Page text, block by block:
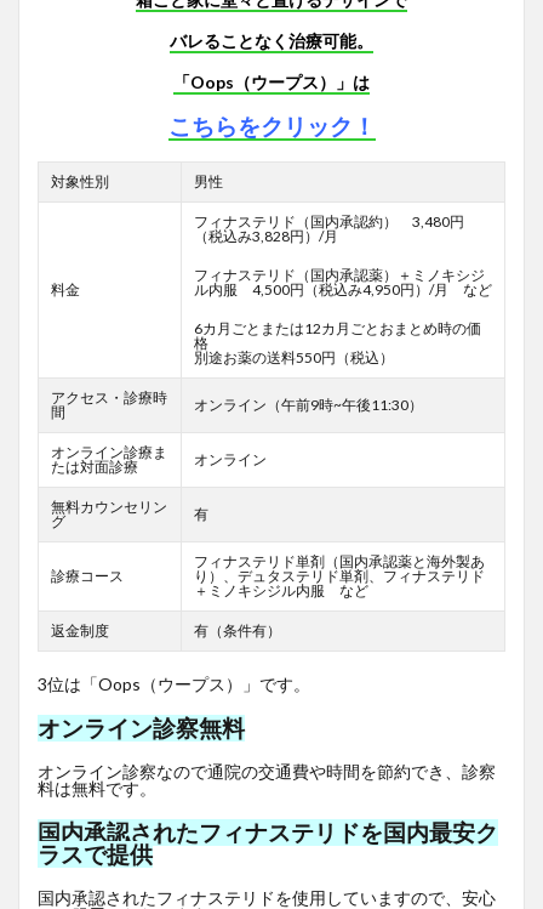
バレることなく治療可能。
「Oops（ウープス）」は
こちらをクリック！
対象性別 男性
料金
フィナステリド（国内承認約） 3,480円
（税込み3,828円）/月
フィナステリド（国内承認薬）＋ミノキシジ
ル内服 4,500円（税込み4,950円）/月 など
6カ月ごとまたは12カ月ごとおまとめ時の価
格
別途お薬の送料550円（税込）
アクセス・診療時
間
オンライン（午前9時~午後11:30）
オンライン診療ま
たは対面診療
オンライン
無料カウンセリン
グ
有
診療コース
フィナステリド単剤（国内承認薬と海外製あ
り）、デュタステリド単剤、フィナステリド
＋ミノキシジル内服 など
返金制度 有（条件有）
3位は「Oops（ウープス）」です。
オンライン診察無料
オンライン診察なので通院の交通費や時間を節約でき、診察
料は無料です。
国内承認されたフィナステリドを国内最安ク
ラスで提供
国内承認されたフィナステリドを使用していますので、安心